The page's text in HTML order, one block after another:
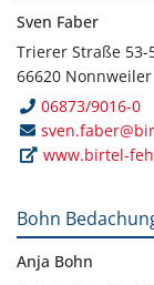
Sven Faber
Trierer Straße 53-
66620 Nonnweiler
06873/9016-0
www.birtel-
Bohn
Anja Bohn